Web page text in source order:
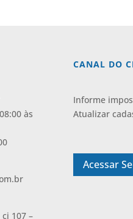
às
107 –
CANAL DO
Informe
Atualizar
Acessar